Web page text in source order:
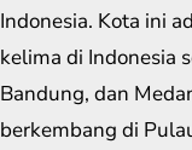
Indonesia. Kota ini
kelima di Indonesia
Bandung, dan
berkembang di